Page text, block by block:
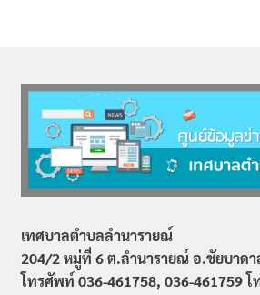
เทศบาลตำบลลำนารายณ์
204/2 หมู่ที่ 6 ต.ลำนารายณ์ อ.ชัยบาด
โทรศัพท์ 036-461758, 036-461759 โ